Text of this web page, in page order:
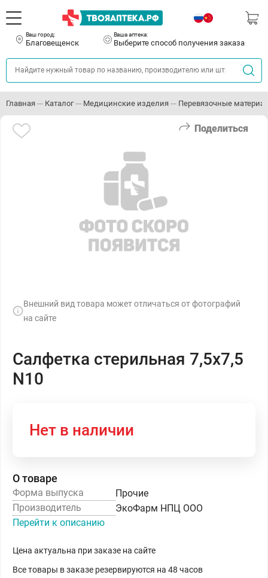
Ваш город:
Благовещенск
Ваша аптека:
Выберите способ получения заказа
Главная Каталог Медицинские изделия Перевязочные
Поделиться
Внешний вид товара может отличаться от фотографий
на сайте
Салфетка стерильная 7,5х7,5
N10
Нет в наличии
О товаре
Форма выпуска
Прочие
Производитель
ЭкоФарм НПЦ ООО
Перейти к описанию
Цена актуальна при заказе на сайте
Все товары в заказе резервируются на 48 часов